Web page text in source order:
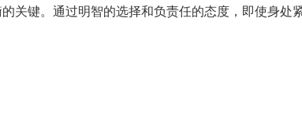
关键。通过明智的选择和负责任的态度，即使身处